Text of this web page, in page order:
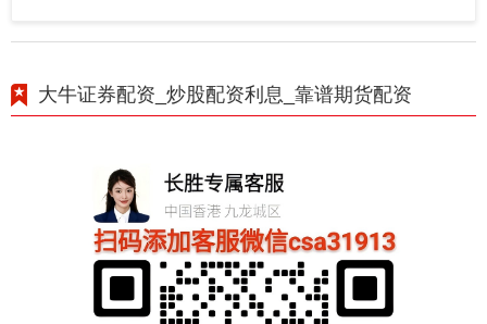
大牛证券配资_炒股配资利息_靠谱期货配资